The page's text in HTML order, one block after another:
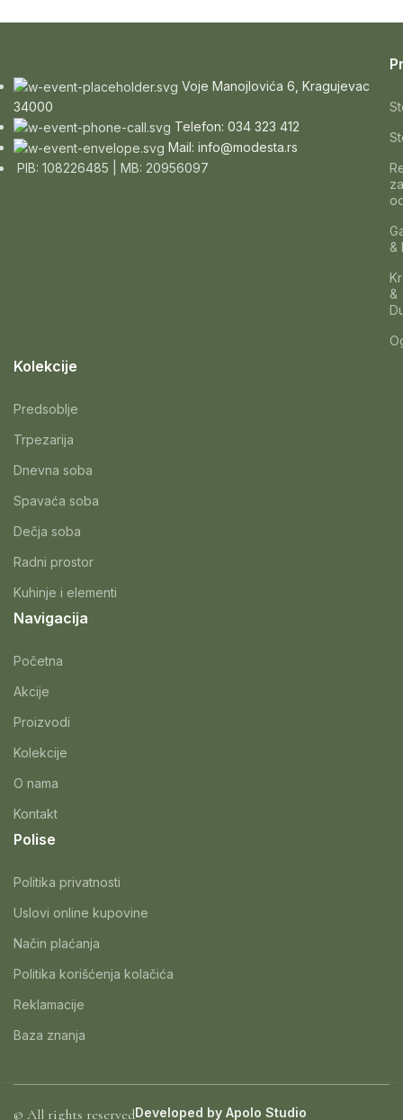
Voje Manojlovića 6, Kragujevac
34000
Telefon: 034 323 412
Mail: info@modesta.rs
PIB: 108226485 | MB: 20956097
za
&
&
Kolekcije
Predsoblje
Trpezarija
Dnevna soba
Spavaća soba
Dečja soba
Radni prostor
Kuhinje i elementi
Navigacija
Početna
Akcije
Proizvodi
Kolekcije
O nama
Kontakt
Polise
Politika privatnosti
Uslovi online kupovine
Način plaćanja
Politika korišćenja kolačića
Reklamacije
Baza znanja
© All rights reservedDeveloped by Apolo Studio